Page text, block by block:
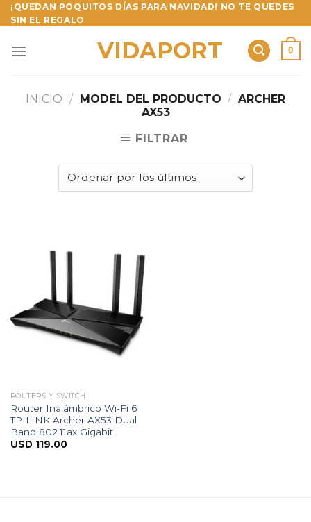
Skip
to
¡QUEDAN POQUITOS DÍAS PARA NAVIDAD! NO TE QUEDES
SIN EL REGALO
VIDAPORT 0
INICIO / MODEL DEL PRODUCTO / ARCHER
AX53
FILTRAR
ROUTERS Y SWITCH
Router Inalámbrico Wi-Fi 6
TP-LINK Archer AX53 Dual
Band 802.11ax Gigabit
USD 119.00